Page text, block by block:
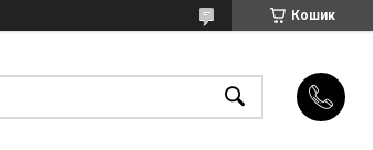
Кошик